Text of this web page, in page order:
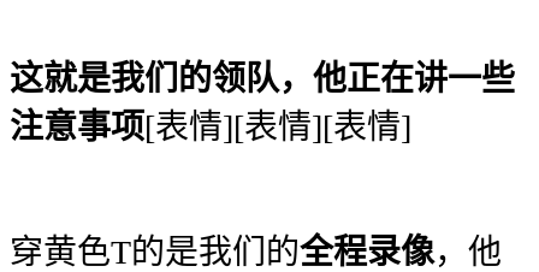
这就是我们的领队，他正在讲一些
注意事项[表情][表情][表情]
穿黄色T的是我们的全程录像，他